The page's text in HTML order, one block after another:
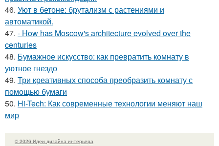
46. Уют в бетоне: брутализм с растениями и
автоматикой.
47. - How has Moscow's architecture evolved over the
centuries
48. Бумажное искусство: как превратить комнату в
уютное гнездо
49. Три креативных способа преобразить комнату с
помощью бумаги
50. Hi-Tech: Как современные технологии меняют наш
мир
© 2026 Идеи дизайна интерьера